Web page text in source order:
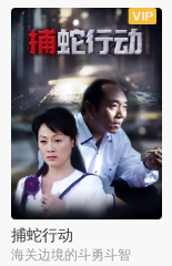
全22集
捕蛇行动
海关边境的斗勇斗智